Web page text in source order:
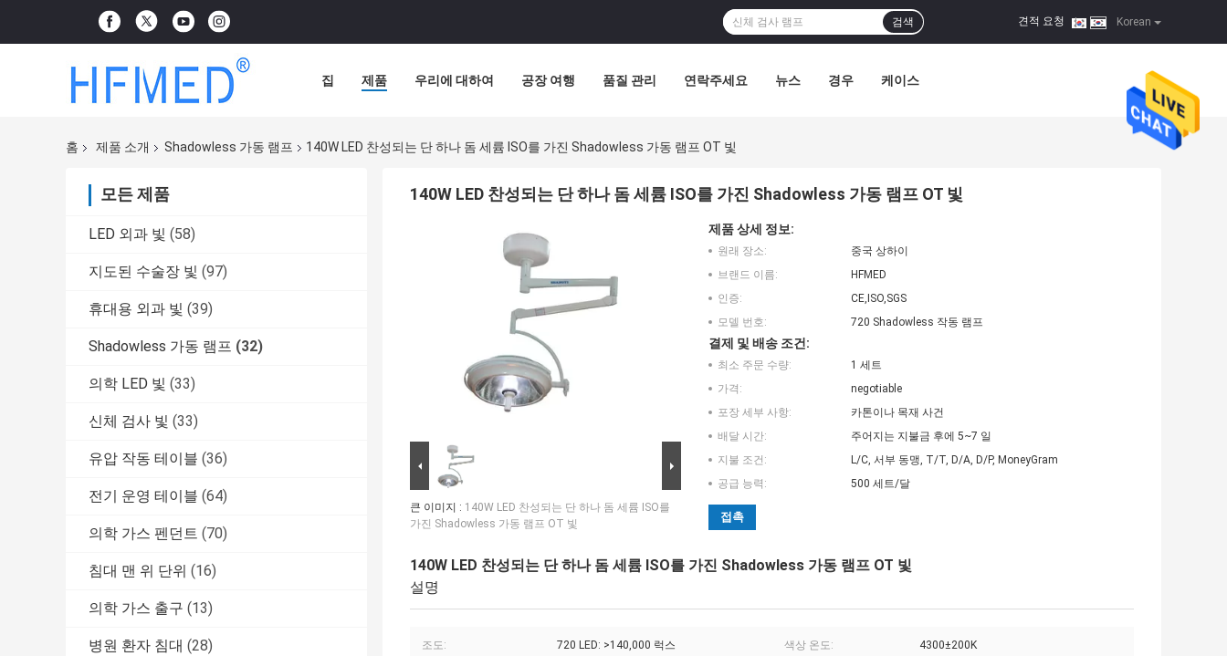
Korean
견적 요청 |
검색
집 제품 우리에 대하여 공장 여행 품질 관리 연락주세요 뉴스 경우 케이스
홈 제품 소개 Shadowless 가동 램프 140W LED 찬성되는 단 하나 돔 세륨 ISO를 가진 Shadowless 가동 램프 OT 빛
모든 제품
LED 외과 빛 (58)
지도된 수술장 빛 (97)
휴대용 외과 빛 (39)
Shadowless 가동 램프 (32)
의학 LED 빛 (33)
신체 검사 빛 (33)
유압 작동 테이블 (36)
전기 운영 테이블 (64)
의학 가스 펜던트 (70)
침대 맨 위 단위 (16)
의학 가스 출구 (13)
병원 환자 침대 (28)
140W LED 찬성되는 단 하나 돔 세륨 ISO를 가진 Shadowless 가동 램프 OT 빛
큰 이미지 : 140W LED 찬성되는 단 하나 돔 세륨 ISO를
가진 Shadowless 가동 램프 OT 빛
제품 상세 정보:
원래 장소:
중국 상하이
브랜드 이름:
HFMED
인증:
CE,ISO,SGS
모델 번호:
720 Shadowless 작동 램프
결제 및 배송 조건:
최소 주문 수량:
1 세트
가격:
negotiable
포장 세부 사항:
카톤이나 목재 사건
배달 시간:
주어지는 지불금 후에 5~7 일
지불 조건:
L/C, 서부 동맹, T/T, D/A, D/P, MoneyGram
공급 능력:
500 세트/달
접촉
140W LED 찬성되는 단 하나 돔 세륨 ISO를 가진 Shadowless 가동 램프 OT 빛
설명
조도: 720 LED: >140,000 럭스 색상 온도: 4300±200K